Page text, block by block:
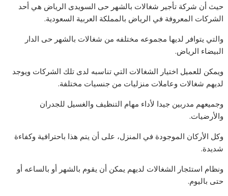
حيث أن شركة تأجير شغالات بالشهر حى السويدى الرياض هي أحد
الشركات المعروفة في الرياض بالمملكة العربية السعودية.
والتي يتوافر لديها مجموعه مختلفه من شغالات بالشهر حى الدار
البيضاء الرياض.
ويمكن للعميل اختيار الشغالات التي تناسبه لدى تلك الشركات ويوجد
لديهم شغالات وعاملات منزليات من جنسيات مختلفة.
وجميعهم مدربين جيدا لأداء مهام التنظيف والغسيل للجدران
والأرضيات.
وكل الأركان الموجودة في المنزل، على أن يتم هذا باحترافية وكفاءة
شديدة.
ونظام استئجار الشغالات لديهم يمكن أن يقوم بالشهر أو بالساعه أو
حتى باليوم.